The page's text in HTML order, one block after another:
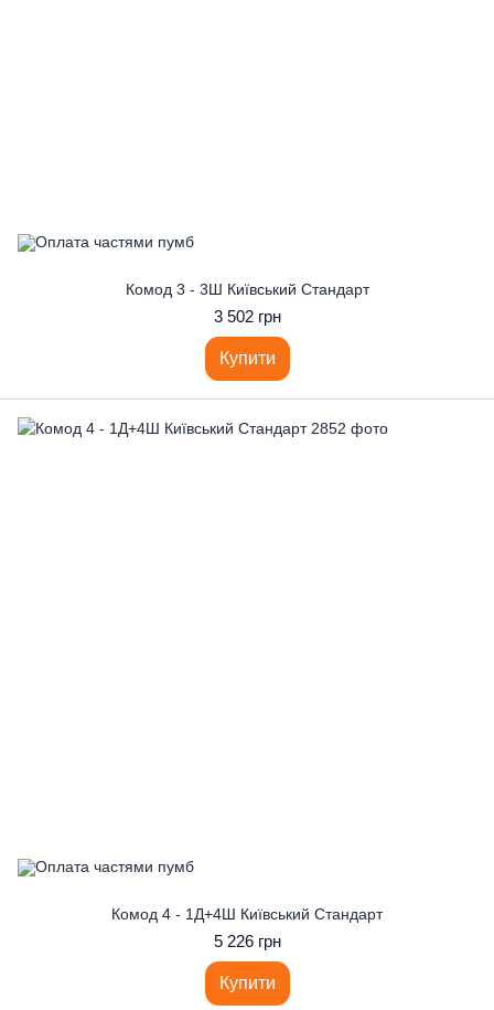
Комод 3 - 3Ш Київський Стандарт
3 502 грн
Купити
Комод 4 - 1Д+4Ш Київський Стандарт
5 226 грн
Купити